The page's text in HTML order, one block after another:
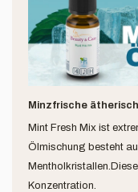
Minzfrische
Mint Fresh Mix ist
Ölmischung besteht
Konzentration.